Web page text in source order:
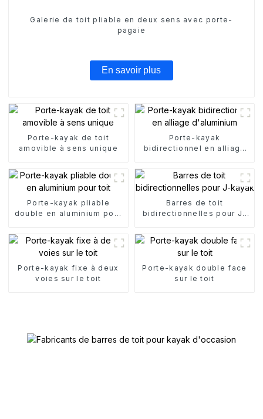
Galerie de toit pliable en deux sens avec porte-
pagaie
En savoir plus
Porte-kayak de toit
amovible à sens unique
Porte-kayak
bidirectionnel en alliage
Porte-kayak pliable
double en aluminium pour
Barres de toit
bidirectionnelles pour J-
Porte-kayak fixe à deux
voies sur le toit
Porte-kayak double face
sur le toit